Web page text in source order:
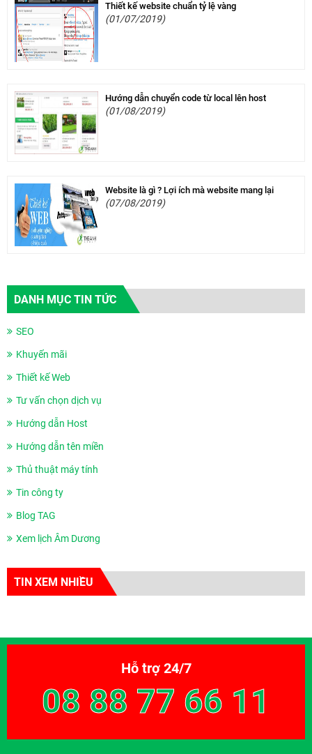
Thiết kế website chuẩn tỷ lệ vàng
(01/07/2019)
Hướng dẫn chuyển code từ local lên host
(01/08/2019)
Website là gì ? Lợi ích mà website mang lại
(07/08/2019)
DANH MỤC TIN TỨC
SEO
Khuyến mãi
Thiết kế Web
Tư vấn chọn dịch vụ
Hướng dẫn Host
Hướng dẫn tên miền
Thủ thuật máy tính
Tin công ty
Blog TAG
Xem lịch Âm Dương
TIN XEM NHIỀU
Hỗ trợ 24/7
08 88 77 66 11